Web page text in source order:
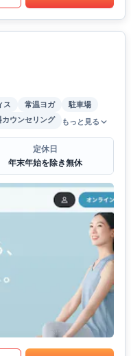
ス 常温ヨガ
駐車場
カウンセリング もっと見る
定休日
年末年始を除き無休